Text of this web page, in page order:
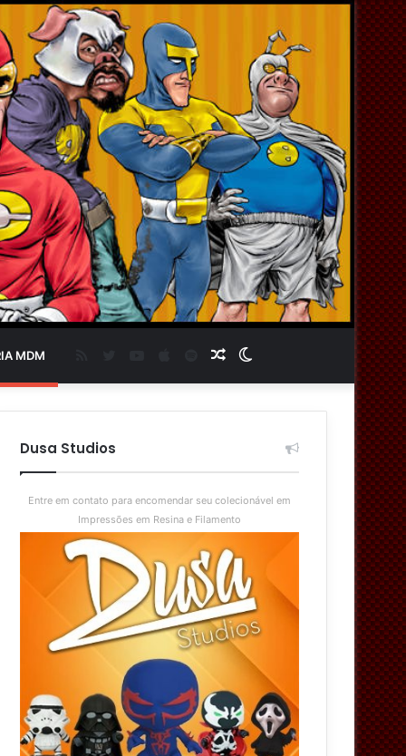
MDM
skin
Artigo
aleatório
Spotify
Dusa Studios
Entre em contato para encomendar seu colecionável em
Impressões em Resina e Filamento